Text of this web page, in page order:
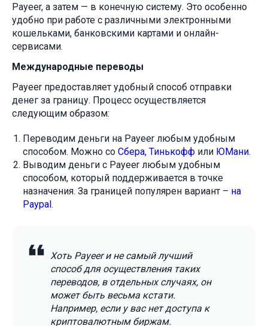
Payeer, а затем — в конечную систему. Это особенно
удобно при работе с различными электронными
кошельками, банковскими картами и онлайн-
сервисами.
Международные переводы
Payeer предоставляет удобный способ отправки
денег за границу. Процесс осуществляется
следующим образом:
Переводим деньги на Payeer любым удобным
способом. Можно со Сбера, Тинькофф или ЮМани.
Выводим деньги с Payeer любым удобным
способом, который поддерживается в точке
назначения. За границей популярен вариант – на
Paypal.
Хоть Payeer и не самый лучший
способ для осуществления таких
переводов, в отдельных случаях, он
может быть весьма кстати.
Например, если у вас нет доступа к
криптовалютным биржам.